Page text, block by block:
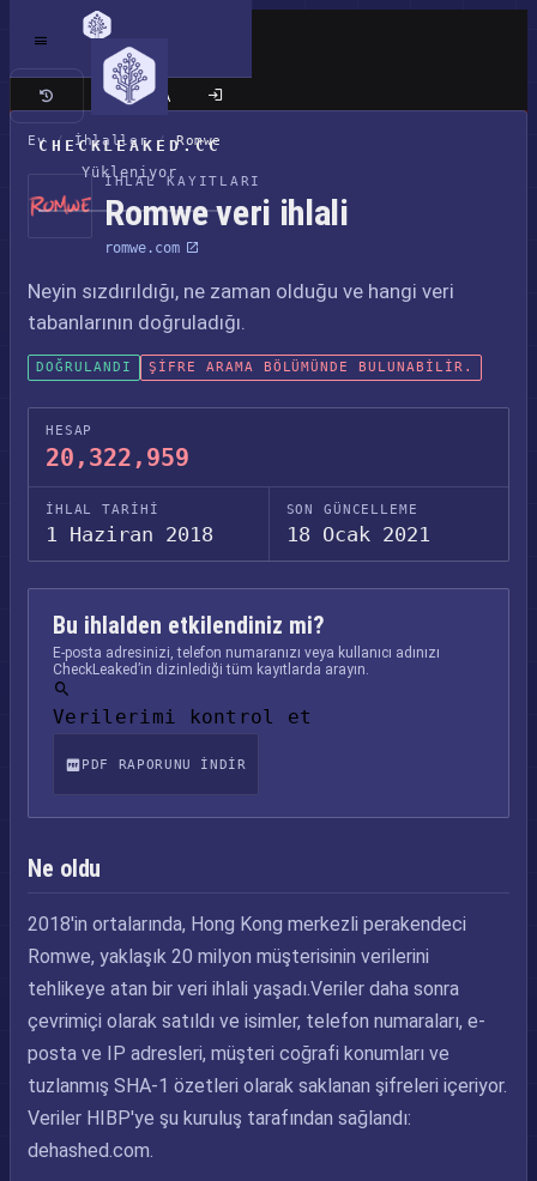
CHECKLEAKED.CC
Yükleniyor
Klasik site
Ev / İhlaller / Romwe
İHLAL KAYITLARI
Romwe veri ihlali
romwe.com
Neyin sızdırıldığı, ne zaman olduğu ve hangi veri
tabanlarının doğruladığı.
DOĞRULANDI ŞIFRE ARAMA BÖLÜMÜNDE BULUNABILIR.
HESAP
20,322,959
İHLAL TARIHI
1 Haziran 2018
SON GÜNCELLEME
18 Ocak 2021
Bu ihlalden etkilendiniz mi?
E-posta adresinizi, telefon numaranızı veya kullanıcı adınızı
CheckLeaked’in dizinlediği tüm kayıtlarda arayın.
Verilerimi kontrol et
PDF RAPORUNU INDIR
Ne oldu
2018'in ortalarında, Hong Kong merkezli perakendeci
Romwe, yaklaşık 20 milyon müşterisinin verilerini
tehlikeye atan bir veri ihlali yaşadı.Veriler daha sonra
çevrimiçi olarak satıldı ve isimler, telefon numaraları, e-
posta ve IP adresleri, müşteri coğrafi konumları ve
tuzlanmış SHA-1 özetleri olarak saklanan şifreleri içeriyor.
Veriler HIBP'ye şu kuruluş tarafından sağlandı:
dehashed.com.